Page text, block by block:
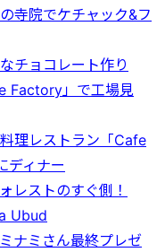
寺院でケチャック&フ
チョコレート作り
Factory」で工場見
理レストラン「Cafe
ディナー
レストのすぐ側！
Ubud
ナミさん最終プレゼ